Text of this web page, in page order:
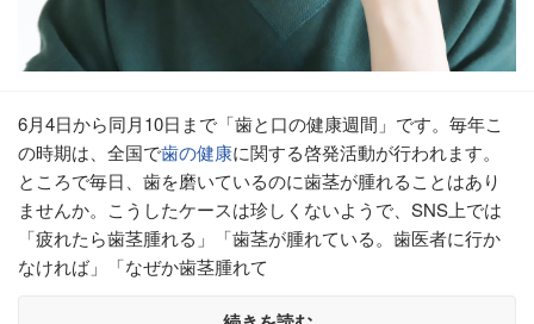
6月4日から同月10日まで「歯と口の健康週間」です。毎年こ
の時期は、全国で歯の健康に関する啓発活動が行われます。
ところで毎日、歯を磨いているのに歯茎が腫れることはあり
ませんか。こうしたケースは珍しくないようで、SNS上では
「疲れたら歯茎腫れる」「歯茎が腫れている。歯医者に行か
なければ」「なぜか歯茎腫れて